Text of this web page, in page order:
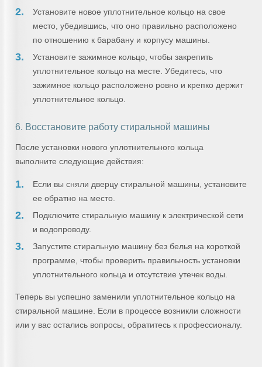
Установите новое уплотнительное кольцо на свое
место, убедившись, что оно правильно расположено
по отношению к барабану и корпусу машины.
Установите зажимное кольцо, чтобы закрепить
уплотнительное кольцо на месте. Убедитесь, что
зажимное кольцо расположено ровно и крепко держит
уплотнительное кольцо.
6. Восстановите работу стиральной машины
После установки нового уплотнительного кольца
выполните следующие действия:
Если вы сняли дверцу стиральной машины, установите
ее обратно на место.
Подключите стиральную машину к электрической сети
и водопроводу.
Запустите стиральную машину без белья на короткой
программе, чтобы проверить правильность установки
уплотнительного кольца и отсутствие утечек воды.
Теперь вы успешно заменили уплотнительное кольцо на
стиральной машине. Если в процессе возникли сложности
или у вас остались вопросы, обратитесь к профессионалу.